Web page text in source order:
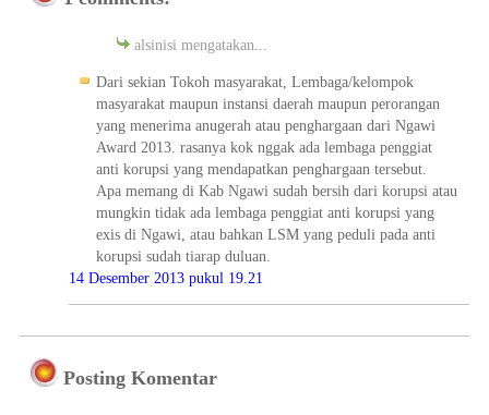
alsinisi mengatakan...
Dari sekian Tokoh masyarakat, Lembaga/kelompok
masyarakat maupun instansi daerah maupun perorangan
yang menerima anugerah atau penghargaan dari Ngawi
Award 2013. rasanya kok nggak ada lembaga penggiat
anti korupsi yang mendapatkan penghargaan tersebut.
Apa memang di Kab Ngawi sudah bersih dari korupsi atau
mungkin tidak ada lembaga penggiat anti korupsi yang
exis di Ngawi, atau bahkan LSM yang peduli pada anti
korupsi sudah tiarap duluan.
14 Desember 2013 pukul 19.21
Posting Komentar